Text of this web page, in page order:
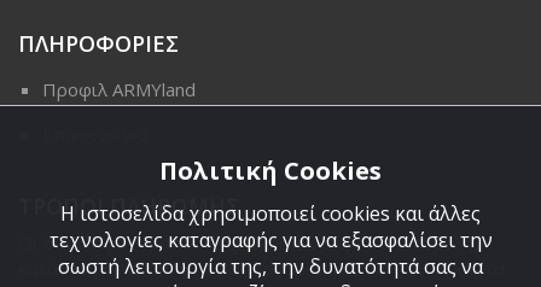
ΠΛΗΡΟΦΟΡΙΕΣ
Προφιλ ARMYland
ΤΡΟΠΟΙ ΠΛΗΡΩΜΗΣ
Οι διαθέσιμοι τρόποι πληρωμής είναι η Αντικαταβολή,
κατάθεση σε τραπεζικό μας λογαριασμό, πιστωτική κάρτα
Πολιτική Cookies
Η ιστοσελίδα χρησιμοποιεί cookies και άλλες
τεχνολογίες καταγραφής για να εξασφαλίσει την
σωστή λειτουργία της, την δυνατότητά σας να